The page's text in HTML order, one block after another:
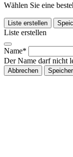
Wählen Sie eine
Liste erstellen
Liste erstellen
Name*
Der Name darf nicht
Abbrechen